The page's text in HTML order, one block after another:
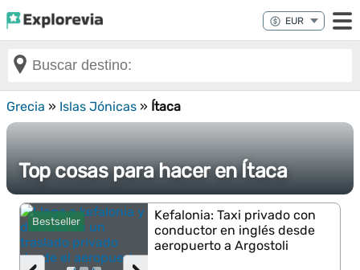
Grecia » Islas Jónicas » Ítaca
Top cosas para hacer en Ítaca
Bestseller
Kefalonia: Taxi privado con
conductor en inglés desde
aeropuerto a Argostoli